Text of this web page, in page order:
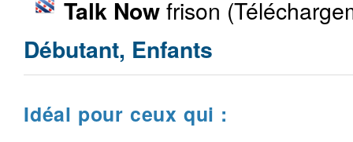
Talk Nowfrison
Débutant, Enfants
Idéal pour ceux qui :